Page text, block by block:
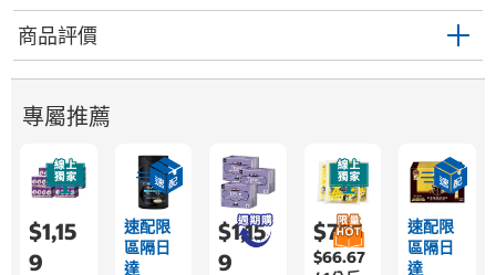
商品評價
專屬推薦
$1,15
9
速配限
區隔日
達
$1,15
9
$755
$66.67
速配限
區隔日
達